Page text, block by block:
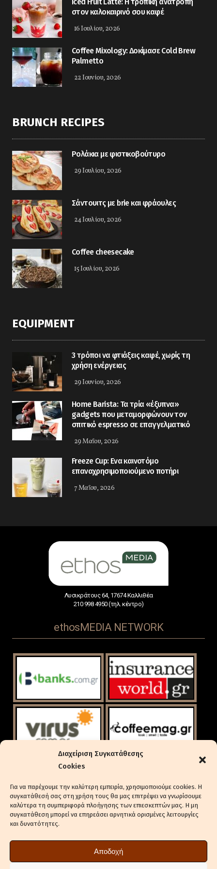
Διαχείριση Συγκατάθεσης
Cookies
Για να παρέχουμε την καλύτερη εμπειρία, χρησιμοποιούμε cookies. Η
συγκατάθεσή σας στη χρήση τους θα μας επιτρέψει να γνωρίσουμε
καλύτερα τη συμπεριφορά πλοήγησης των επιεσκεπτών μας. Η μη
συγκατάθεση μπορεί να επηρεάσει αρνητικά ορισμένες λειτουργίες
και δυνατότητες.
Αποδοχή
στον καλοκαιρινό σου καφέ
16 Ιουλίου, 2026
Coffee Mixology: Δοκίμασε Cold Brew
Palmetto
22 Ιουνίου, 2026
BRUNCH RECIPES
Ρολάκια με φιστικοβούτυρο
29 Ιουλίου, 2026
Σάντουιτς με brie και φράουλες
24 Ιουλίου, 2026
Coffee cheesecake
15 Ιουλίου, 2026
EQUIPMENT
3 τρόποι να φτιάξεις καφέ, χωρίς τη
χρήση ενέργειας
29 Ιουνίου, 2026
Home Barista: Τα τρία «έξυπνα»
gadgets που μεταμορφώνουν τον
σπιτικό espresso σε επαγγελματικό
29 Μαΐου, 2026
Freeze Cup: Eνα καινοτόμο
επαναχρησιμοποιούμενο ποτήρι
7 Μαΐου, 2026
Λυσικράτους 64, 17674 Καλλιθέα
210 998 4950 (τηλ. κέντρο)
ethosMEDIA NETWORK
ΠΟΛΙΤΙΚΉ COOKIES (ΕΕ)